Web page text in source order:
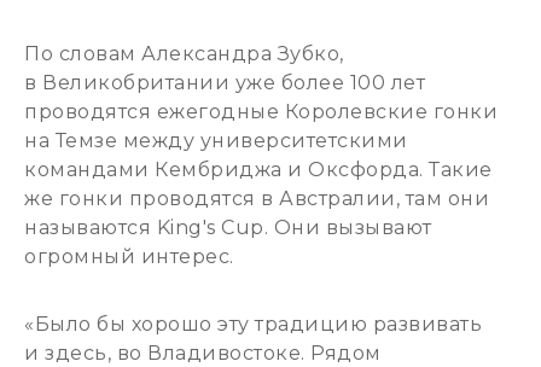
По словам Александра Зубко,
в Великобритании уже более 100 лет
проводятся ежегодные Королевские гонки
на Темзе между университетскими
командами Кембриджа и Оксфорда. Такие
же гонки проводятся в Австралии, там они
называются King's Cup. Они вызывают
огромный интерес.
«Было бы хорошо эту традицию развивать
и здесь, во Владивостоке. Рядом